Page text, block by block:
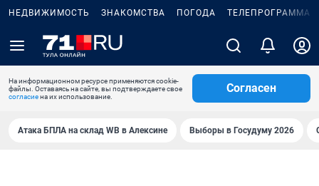
НЕДВИЖИМОСТЬ ЗНАКОМСТВА ПОГОДА ТЕЛЕПРОГРАММА
На информационном ресурсе применяются cookie-
файлы. Оставаясь на сайте, вы подтверждаете свое
согласиена их использование.
Согласен
Атака БПЛА на склад WB в Алексине Выборы в Госудуму 2026